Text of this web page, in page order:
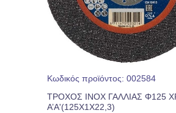
Κωδικός προϊόντος: 002584
ΤΡΟΧΟΣ INOX ΓΑΛΛΙΑΣ Φ125
Α’Α'(125Χ1Χ22,3)